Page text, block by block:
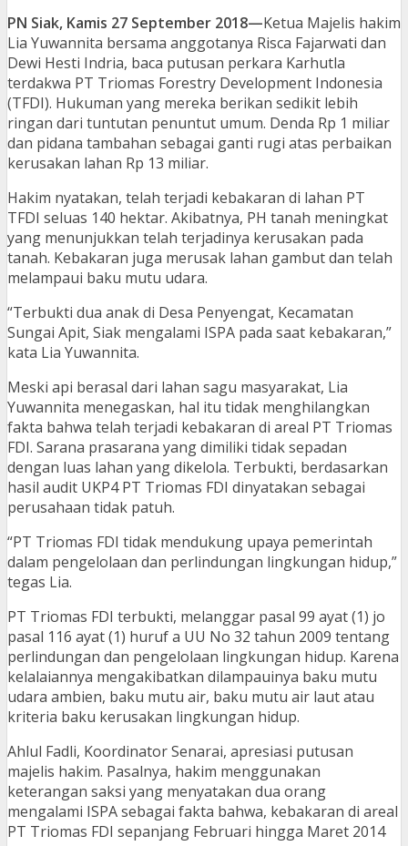
PN Siak, Kamis 27 September 2018—Ketua Majelis hakim
Lia Yuwannita bersama anggotanya Risca Fajarwati dan
Dewi Hesti Indria, baca putusan perkara Karhutla
terdakwa PT Triomas Forestry Development Indonesia
(TFDI). Hukuman yang mereka berikan sedikit lebih
ringan dari tuntutan penuntut umum. Denda Rp 1 miliar
dan pidana tambahan sebagai ganti rugi atas perbaikan
kerusakan lahan Rp 13 miliar.
Hakim nyatakan, telah terjadi kebakaran di lahan PT
TFDI seluas 140 hektar. Akibatnya, PH tanah meningkat
yang menunjukkan telah terjadinya kerusakan pada
tanah. Kebakaran juga merusak lahan gambut dan telah
melampaui baku mutu udara.
“Terbukti dua anak di Desa Penyengat, Kecamatan
Sungai Apit, Siak mengalami ISPA pada saat kebakaran,”
kata Lia Yuwannita.
Meski api berasal dari lahan sagu masyarakat, Lia
Yuwannita menegaskan, hal itu tidak menghilangkan
fakta bahwa telah terjadi kebakaran di areal PT Triomas
FDI. Sarana prasarana yang dimiliki tidak sepadan
dengan luas lahan yang dikelola. Terbukti, berdasarkan
hasil audit UKP4 PT Triomas FDI dinyatakan sebagai
perusahaan tidak patuh.
“PT Triomas FDI tidak mendukung upaya pemerintah
dalam pengelolaan dan perlindungan lingkungan hidup,”
tegas Lia.
PT Triomas FDI terbukti, melanggar pasal 99 ayat (1) jo
pasal 116 ayat (1) huruf a UU No 32 tahun 2009 tentang
perlindungan dan pengelolaan lingkungan hidup. Karena
kelalaiannya mengakibatkan dilampauinya baku mutu
udara ambien, baku mutu air, baku mutu air laut atau
kriteria baku kerusakan lingkungan hidup.
Ahlul Fadli, Koordinator Senarai, apresiasi putusan
majelis hakim. Pasalnya, hakim menggunakan
keterangan saksi yang menyatakan dua orang
mengalami ISPA sebagai fakta bahwa, kebakaran di areal
PT Triomas FDI sepanjang Februari hingga Maret 2014